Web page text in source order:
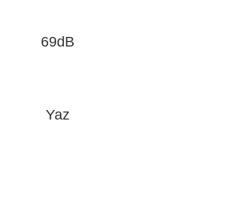
69dB
Yaz